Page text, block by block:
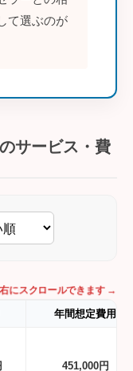
て選ぶのが
サービス・費
にスクロールできます →
年間想定費用
451,000円